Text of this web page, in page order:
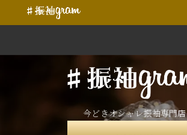
今どきオシャレ振袖専門店